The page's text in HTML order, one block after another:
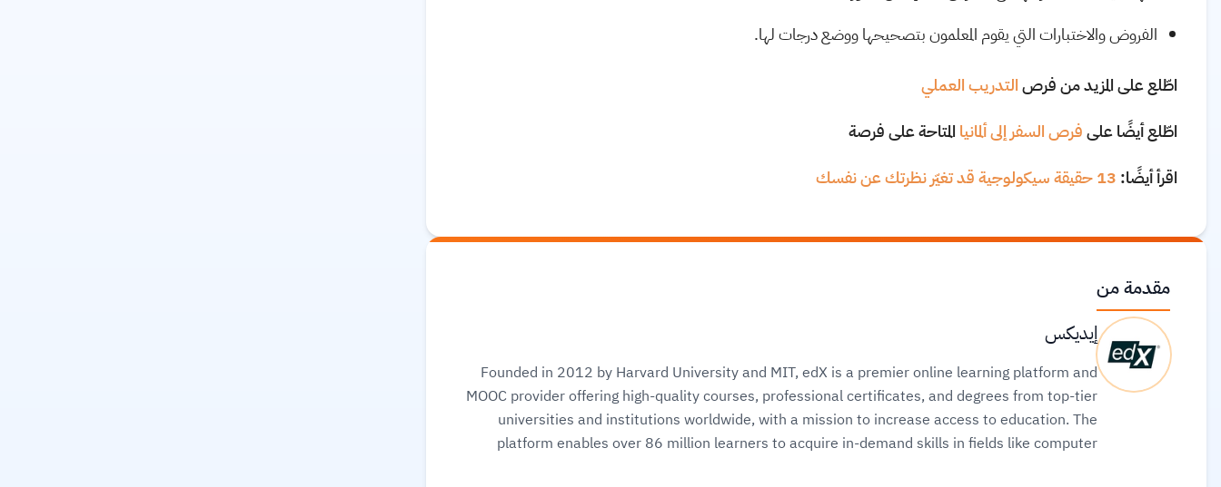
الفروض والاختبارات التي يقوم المعلمون بتصحيحها ووضع درجات لها.
اطّلع على المزيد من فرصالتدريب العملي
اطّلع أيضًا علىفرص السفر إلى ألمانيا المتاحة على فرصة
اقرأ أيضًا: 13 حقيقة سيكولوجية قد تغيّر نظرتك عن نفسك
مقدمة من
إيديكس
Founded in 2012 by Harvard University and MIT, edX is a premier online learning platform and
MOOC provider offering high-quality courses, professional certificates, and degrees from top-tier
universities and institutions worldwide, with a mission to increase access to education. The
platform enables over 86 million learners to acquire in-demand skills in fields like computer